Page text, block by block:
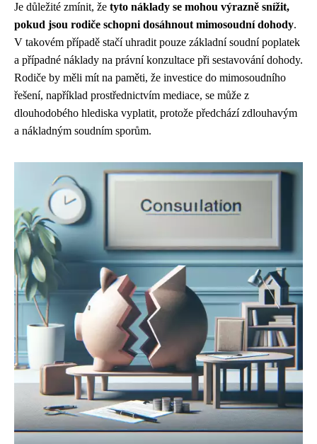
Je důležité zmínit, že tyto náklady se mohou výrazně snížit,
pokud jsou rodiče schopni dosáhnout mimosoudní dohody.
V takovém případě stačí uhradit pouze základní soudní poplatek
a případné náklady na právní konzultace při sestavování dohody.
Rodiče by měli mít na paměti, že investice do mimosoudního
řešení, například prostřednictvím mediace, se může z
dlouhodobého hlediska vyplatit, protože předchází zdlouhavým
a nákladným soudním sporům.